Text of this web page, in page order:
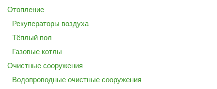
Отопление
Рекуператоры воздуха
Тёплый пол
Газовые котлы
Очистные сооружения
Водопроводные очистные сооружения